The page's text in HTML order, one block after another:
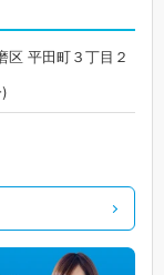
平田町３丁目２